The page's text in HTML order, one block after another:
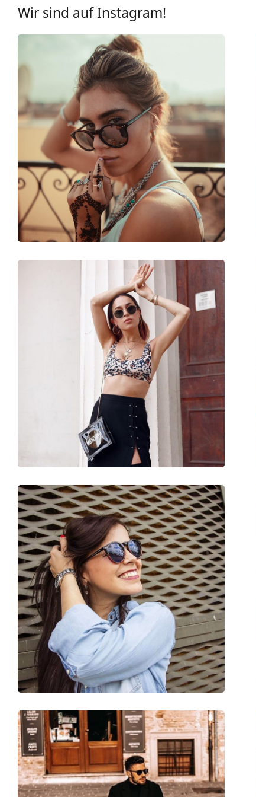
UV-Filter 400:
Rahmenform:
Farbe der Fassung:
Material der Fassung:
Metall/Kunststoff
Größe:
M
Brillenbreite:
140 mm
Bügellänge:
140 mm
Stegbreite:
19 mm
Gewicht:
45 g
Verstellbare Nasenpads:
Nein
Accessories
Ja
Herren
Sonnenbrillen
Oakley
Sport
Tennis, Wandern
OO 9439 943904 50
Mit Stärke verfügbar :
Ja
Wir sind auf Instagram!